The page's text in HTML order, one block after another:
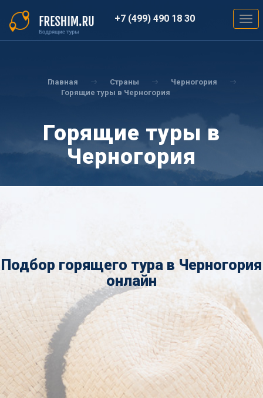
основному
содержанию
+7 (499) 490 18 30
Главная Страны
Черногория
Горящие туры в Черногория
Горящие туры в
Черногория
Подбор горящего тура в Черногория
онлайн